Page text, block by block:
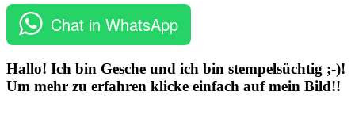
Chat in WhatsApp
Hallo! Ich bin Gesche und ich bin stempelsüchtig ;-)!
Um mehr zu erfahren klicke einfach auf mein Bild!!